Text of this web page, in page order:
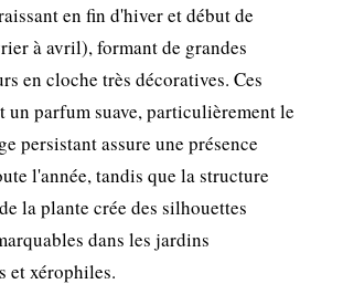
en fin d'hiver et début de
à avril), formant de grandes
en cloche très décoratives. Ces
un parfum suave, particulièrement le
persistant assure une présence
l'année, tandis que la structure
la plante crée des silhouettes
dans les jardins
et xérophiles.